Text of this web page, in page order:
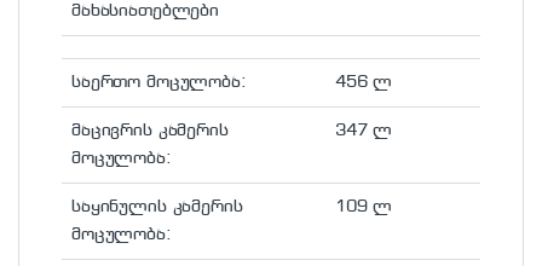
მახასიათებლები
საერთო მოცულობა: 456 ლ
მაცივრის კამერის
მოცულობა:
347 ლ
საყინულის კამერის
მოცულობა:
109 ლ